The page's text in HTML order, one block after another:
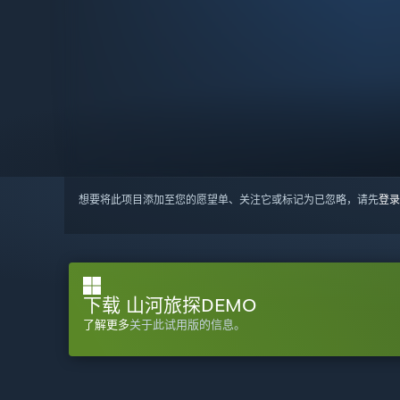
想要将此项目添加至您的愿望单、关注它或标记为已忽略，请先登录
下载 山河旅探DEMO
了解更多关于此试用版的信息。